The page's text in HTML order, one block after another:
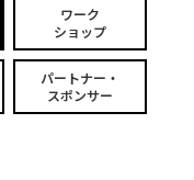
ワーク
ショップ
パートナー・
スポンサー